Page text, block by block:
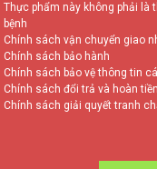
Thực phẩm này không phải
bệnh
Chính sách vận chuyển giao
Chính sách bảo hành
Chính sách bảo vệ thông tin
Chính sách đổi trả và hoàn tiền
Chính sách giải quyết tranh